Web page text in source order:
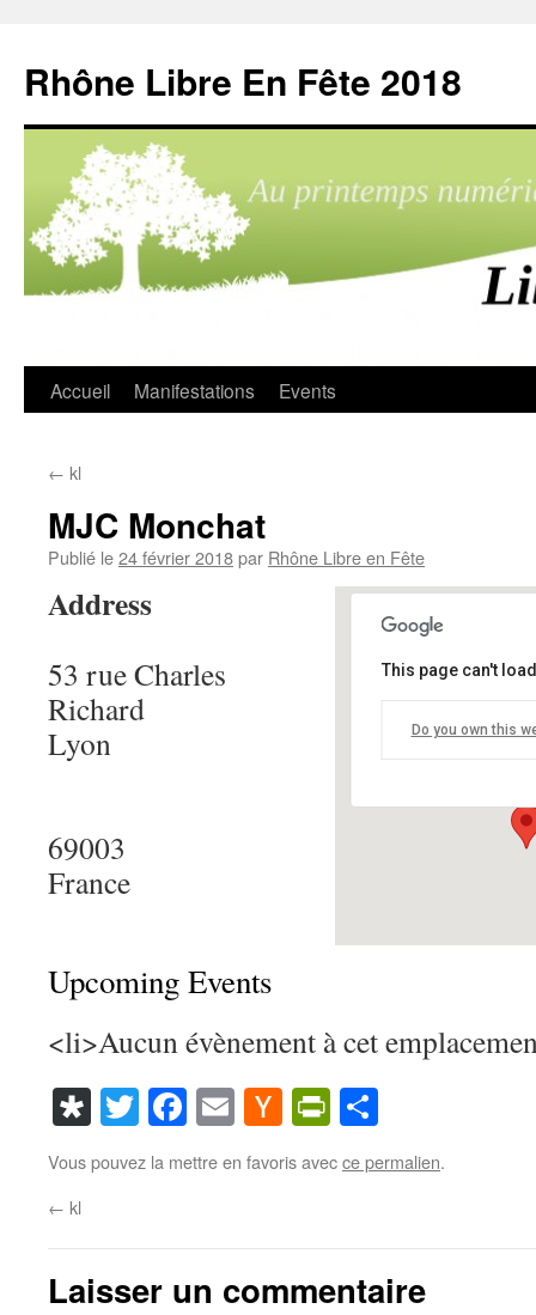
contenu
Rhône Libre En Fête 2018
Accueil Manifestations Events
← kl
MJC Monchat
Publié le24 février 2018par Rhône Libre en Fête
This page can't
Do you own this
Address
53 rue Charles
Richard
Lyon
69003
France
Upcoming Events
<li>Aucun évènement à cet
Diaspora
TwitterFacebook
EmailHacker
News
PrintFriendly
Vous pouvez la mettre en favoris avecce permalien.
← kl
Laisser un commentaire